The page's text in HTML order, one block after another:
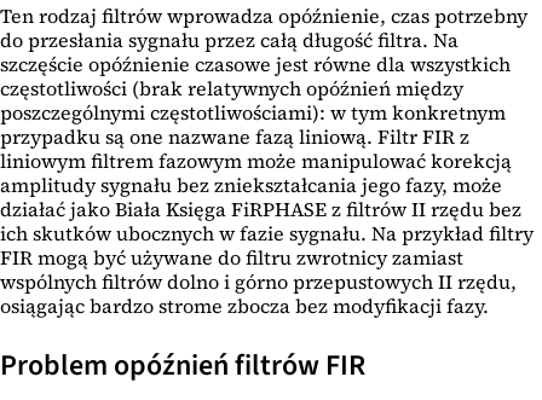
Ten rodzaj filtrów wprowadza opóźnienie, czas potrzebny
do przesłania sygnału przez całą długość filtra. Na
szczęście opóźnienie czasowe jest równe dla wszystkich
częstotliwości (brak relatywnych opóźnień między
poszczególnymi częstotliwościami): w tym konkretnym
przypadku są one nazwane fazą liniową. Filtr FIR z
liniowym filtrem fazowym może manipulować korekcją
amplitudy sygnału bez zniekształcania jego fazy, może
działać jako Biała Księga FiRPHASE z filtrów II rzędu bez
ich skutków ubocznych w fazie sygnału. Na przykład filtry
FIR mogą być używane do filtru zwrotnicy zamiast
wspólnych filtrów dolno i górno przepustowych II rzędu,
osiągając bardzo strome zbocza bez modyfikacji fazy.
Problem opóźnień filtrów FIR